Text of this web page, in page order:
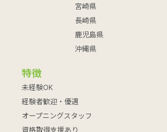
宮崎県
長崎県
鹿児島県
沖縄県
特徴
未経験OK
経験者歓迎・優遇
オープニングスタッフ
資格取得支援あり